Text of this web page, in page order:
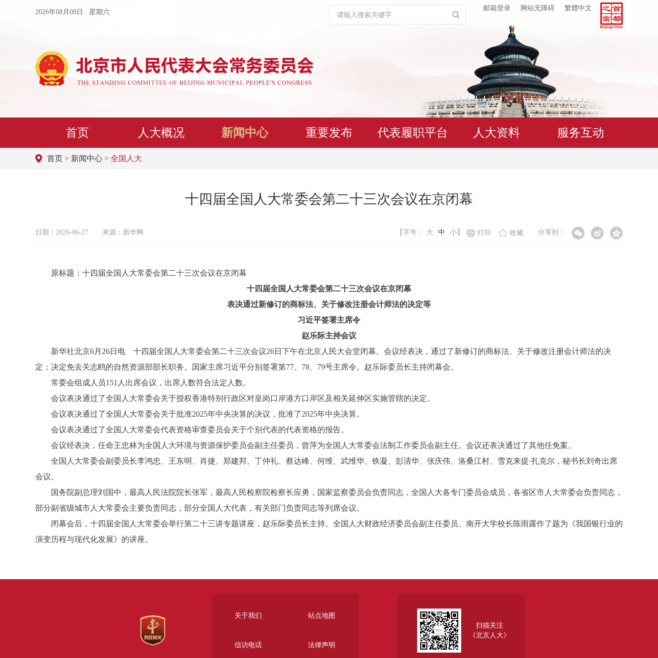
2026年08月08日 星期六
邮箱登录 网站无障碍 繁體中文
首页 人大概况 新闻中心 重要发布 代表履职平台 人大资料 服务互动
首页 > 新闻中心 > 全国人大
十四届全国人大常委会第二十三次会议在京闭幕
日期：2026-06-27 来源：新华网 分享到：
【字号： 大 中 小 】 收藏
打印
原标题：十四届全国人大常委会第二十三次会议在京闭幕
十四届全国人大常委会第二十三次会议在京闭幕
表决通过新修订的商标法、关于修改注册会计师法的决定等
习近平签署主席令
赵乐际主持会议
新华社北京6月26日电 十四届全国人大常委会第二十三次会议26日下午在北京人民大会堂闭幕。会议经表决，通过了新修订的商标法、关于修改注册会计师法的决
定；决定免去关志鸥的自然资源部部长职务。国家主席习近平分别签署第77、78、79号主席令。赵乐际委员长主持闭幕会。
常委会组成人员151人出席会议，出席人数符合法定人数。
会议表决通过了全国人大常委会关于授权香港特别行政区对皇岗口岸港方口岸区及相关延伸区实施管辖的决定。
会议表决通过了全国人大常委会关于批准2025年中央决算的决议，批准了2025年中央决算。
会议表决通过了全国人大常委会代表资格审查委员会关于个别代表的代表资格的报告。
会议经表决，任命王忠林为全国人大环境与资源保护委员会副主任委员，曾萍为全国人大常委会法制工作委员会副主任。会议还表决通过了其他任免案。
全国人大常委会副委员长李鸿忠、王东明、肖捷、郑建邦、丁仲礼、蔡达峰、何维、武维华、铁凝、彭清华、张庆伟、洛桑江村、雪克来提·扎克尔，秘书长刘奇出席
会议。
国务院副总理刘国中，最高人民法院院长张军，最高人民检察院检察长应勇，国家监察委员会负责同志，全国人大各专门委员会成员，各省区市人大常委会负责同志，
部分副省级城市人大常委会主要负责同志，部分全国人大代表，有关部门负责同志等列席会议。
闭幕会后，十四届全国人大常委会举行第二十三讲专题讲座，赵乐际委员长主持。全国人大财政经济委员会副主任委员、南开大学校长陈雨露作了题为《我国银行业的
演变历程与现代化发展》的讲座。
扫描关注
《北京人大》
关于我们 站点地图
信访电话 法律声明